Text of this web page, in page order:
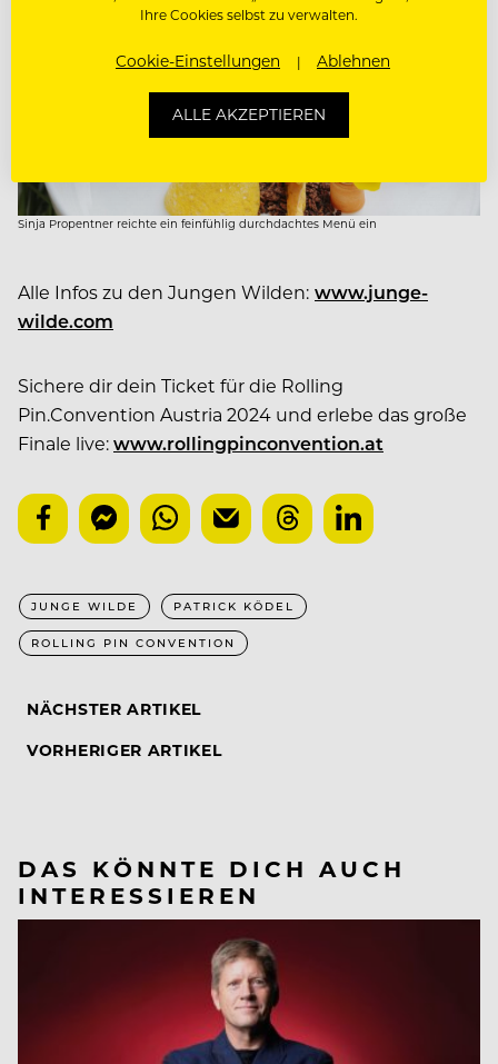
Sinja Propentner reichte ein feinfühlig durchdachtes Menü ein
Alle Infos zu den Jungen Wilden: www.junge-
wilde.com
Sichere dir dein Ticket für die Rolling
Pin.Convention Austria 2024 und erlebe das große
Finale live:www.rollingpinconvention.at
JUNGE WILDE PATRICK KÖDEL
ROLLING PIN CONVENTION
NÄCHSTER ARTIKEL
VORHERIGER ARTIKEL
DAS KÖNNTE DICH AUCH
INTERESSIEREN
Ihre Cookies selbst zu verwalten.
Cookie-Einstellungen Ablehnen
ALLE AKZEPTIEREN